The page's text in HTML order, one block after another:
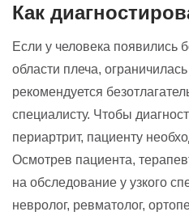
Как
Если у человека
области плеча,
рекомендуется
специалисту. Чтобы
периартрит, пациенту
Осмотрев пациента,
на обследование у узкого
невролог, ревматолог,